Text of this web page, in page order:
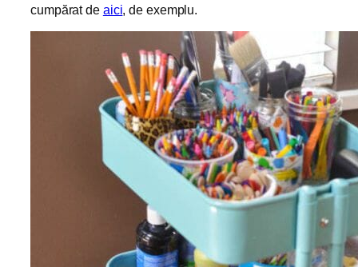
cumpărat de aici, de exemplu.